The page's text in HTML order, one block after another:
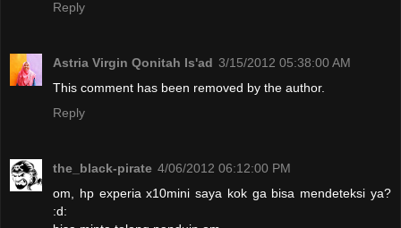
Reply
Astria Virgin Qonitah Is'ad 3/15/2012 05:38:00 AM
This comment has been removed by the author.
Reply
the_black-pirate 4/06/2012 06:12:00 PM
om, hp experia x10mini saya kok ga bisa mendeteksi ya?
:d: